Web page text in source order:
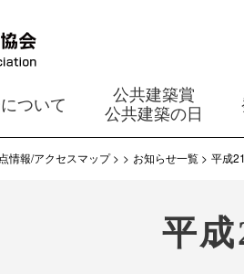
ついて
公共建築賞
公共建築の日
情報/アクセスマップ お知らせ一覧 平成
平